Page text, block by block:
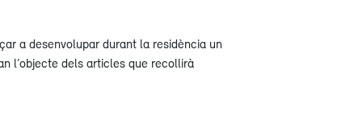
a desenvolupar durant la residència un
l’objecte dels articles que recollirà